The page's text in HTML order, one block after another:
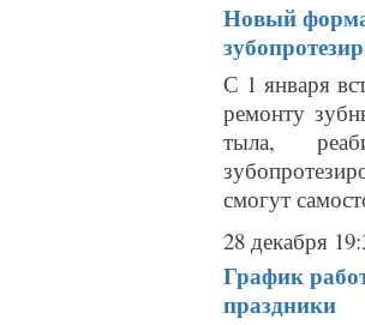
Новый
С 1 января
ремонту
тыла,
смогут
28 декабря
График
праздники